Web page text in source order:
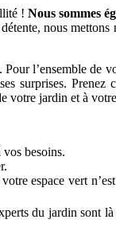
! Nous sommes
nous
l’ensemble
surprises.
jardin et à
besoins.
espace vert
du jardin